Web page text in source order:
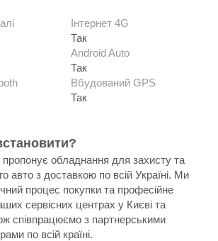
Інтернет 4G
Так
Android Auto
Так
Вбудований GPS
Так
обладнання для захисту та
авто з доставкою по всій Україні. Ми
процес покупки та професійне
сервісних центрах у Києві та
співпрацюємо з партнерськими
по всій країні.